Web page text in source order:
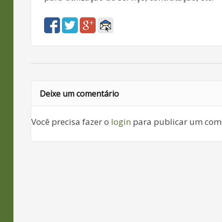
Deixe um comentário
Você precisa fazer o login para publicar um